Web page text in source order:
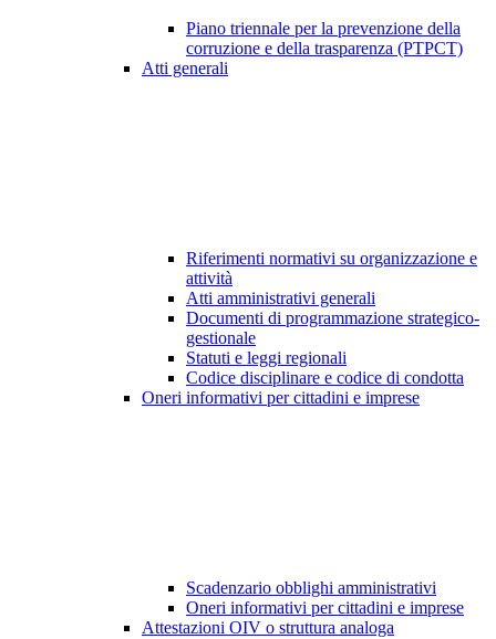
Piano triennale per la prevenzione della
corruzione e della trasparenza (PTPCT)
Atti generali
Riferimenti normativi su organizzazione e
attività
Atti amministrativi generali
Documenti di programmazione strategico-
gestionale
Statuti e leggi regionali
Codice disciplinare e codice di condotta
Oneri informativi per cittadini e imprese
Scadenzario obblighi amministrativi
Oneri informativi per cittadini e imprese
Attestazioni OIV o struttura analoga